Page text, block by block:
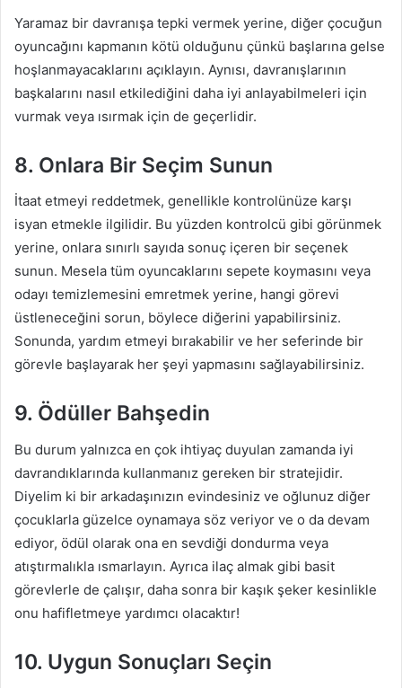
Yaramaz bir davranışa tepki vermek yerine, diğer çocuğun
oyuncağını kapmanın kötü olduğunu çünkü başlarına gelse
hoşlanmayacaklarını açıklayın. Aynısı, davranışlarının
başkalarını nasıl etkilediğini daha iyi anlayabilmeleri için
vurmak veya ısırmak için de geçerlidir.
8. Onlara Bir Seçim Sunun
İtaat etmeyi reddetmek, genellikle kontrolünüze karşı
isyan etmekle ilgilidir. Bu yüzden kontrolcü gibi görünmek
yerine, onlara sınırlı sayıda sonuç içeren bir seçenek
sunun. Mesela tüm oyuncaklarını sepete koymasını veya
odayı temizlemesini emretmek yerine, hangi görevi
üstleneceğini sorun, böylece diğerini yapabilirsiniz.
Sonunda, yardım etmeyi bırakabilir ve her seferinde bir
görevle başlayarak her şeyi yapmasını sağlayabilirsiniz.
9. Ödüller Bahşedin
Bu durum yalnızca en çok ihtiyaç duyulan zamanda iyi
davrandıklarında kullanmanız gereken bir stratejidir.
Diyelim ki bir arkadaşınızın evindesiniz ve oğlunuz diğer
çocuklarla güzelce oynamaya söz veriyor ve o da devam
ediyor, ödül olarak ona en sevdiği dondurma veya
atıştırmalıkla ısmarlayın. Ayrıca ilaç almak gibi basit
görevlerle de çalışır, daha sonra bir kaşık şeker kesinlikle
onu hafifletmeye yardımcı olacaktır!
10. Uygun Sonuçları Seçin